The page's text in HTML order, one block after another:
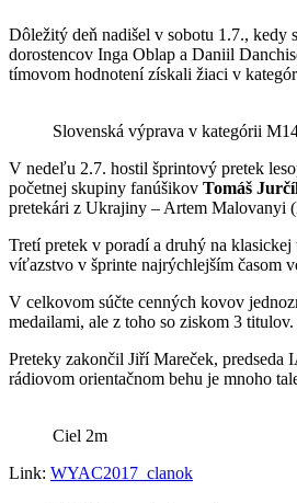
Dôležitý deň nadišel v sobotu 1.7., kedy
dorostencov Inga Oblap a Daniil
tímovom hodnotení získali žiaci v
Slovenská výprava v kategórii
V nedeľu 2.7. hostil šprintový pretek
početnej skupiny fanúšikov Tomáš
pretekári z Ukrajiny – Artem Malovanyi
Tretí pretek v poradí a druhý na
víťazstvo v šprinte najrýchlejším časom
V celkovom súčte cenných kovov
medailami, ale z toho so ziskom 3 titulov.
Preteky zakončil Jiří Mareček, predseda
rádiovom orientačnom behu je mnoho
Ciel 2m
Link: WYAC2017_clanok